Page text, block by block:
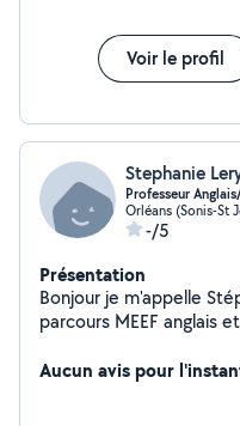
Voir le profil
Stephanie
Professeur
Orléans (Sonis-St
-/5
Présentation
Bonjour je m'appelle Stéphanie Étant
parcours MEEF anglais
en anglais en forme
Aucun avis pour